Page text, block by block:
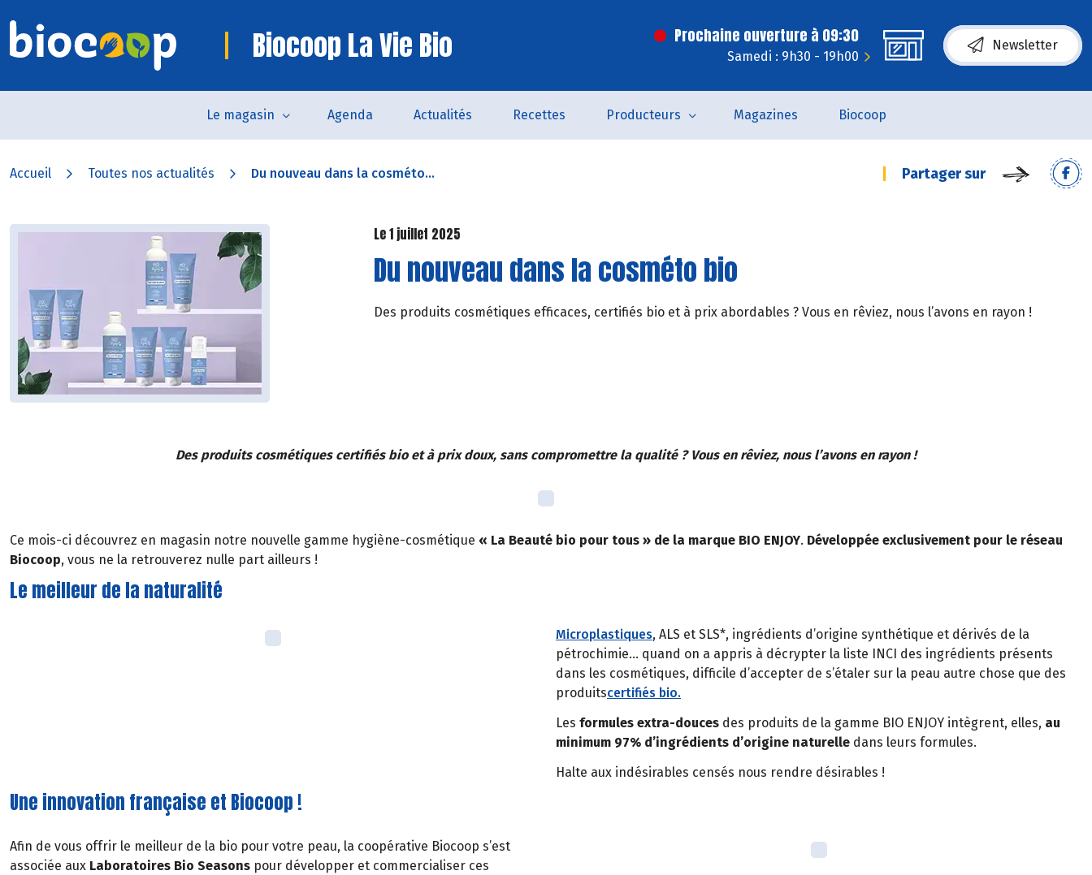
Biocoop La Vie Bio Prochaine ouverture à 09:30
Samedi : 9h30 - 19h00
Newsletter
Le magasin Agenda Actualités Recettes Producteurs Magazines Biocoop
Accueil Toutes nos actualités Du nouveau dans la cosméto... Partager sur
Le 1 juillet 2025
Du nouveau dans la cosméto bio
Des produits cosmétiques efficaces, certifiés bio et à prix abordables ? Vous en rêviez, nous l’avons en rayon !
Des produits cosmétiques certifiés bio et à prix doux, sans compromettre la qualité ? Vous en rêviez, nous l’avons en rayon !
Ce mois-ci découvrez en magasin notre nouvelle gamme hygiène-cosmétique « La Beauté bio pour tous » de la marque BIO ENJOY. Développée exclusivement pour le réseau
Biocoop, vous ne la retrouverez nulle part ailleurs !
Le meilleur de la naturalité
Microplastiques, ALS et SLS*, ingrédients d’origine synthétique et dérivés de la
pétrochimie… quand on a appris à décrypter la liste INCI des ingrédients présents
dans les cosmétiques, difficile d’accepter de s’étaler sur la peau autre chose que des
produitscertifiés bio.
Les formules extra-douces des produits de la gamme BIO ENJOY intègrent, elles, au
minimum 97% d’ingrédients d’origine naturelle dans leurs formules.
Halte aux indésirables censés nous rendre désirables !
Une innovation française et Biocoop !
Afin de vous offrir le meilleur de la bio pour votre peau, la coopérative Biocoop s’est
associée aux Laboratoires Bio Seasons pour développer et commercialiser ces